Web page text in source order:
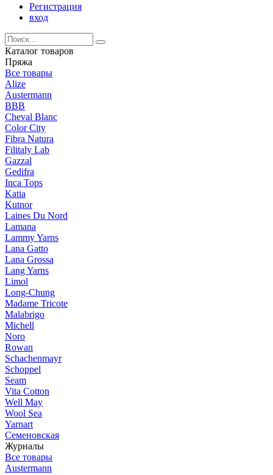
Регистрация
вход
Каталог товаров
Пряжа
Все товары
Alize
Austermann
BBB
Cheval Blanc
Color City
Fibra Natura
Filitaly Lab
Gazzal
Gedifra
Inca Tops
Katia
Kutnor
Laines Du Nord
Lamana
Lammy Yarns
Lana Gatto
Lana Grossa
Lang Yarns
Limol
Long-Chung
Madame Tricote
Malabrigo
Michell
Noro
Rowan
Schachenmayr
Schoppel
Seam
Vita Cotton
Well May
Wool Sea
Yarnart
Семеновская
Журналы
Все товары
Austermann